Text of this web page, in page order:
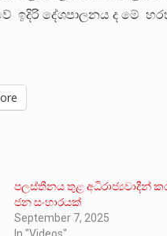
දේශපාලනය ද මේ
පලස්තීනය තුළ අධිරාජ්‍යවාදීන්
ජන සංහාරයක්
September 7, 2025